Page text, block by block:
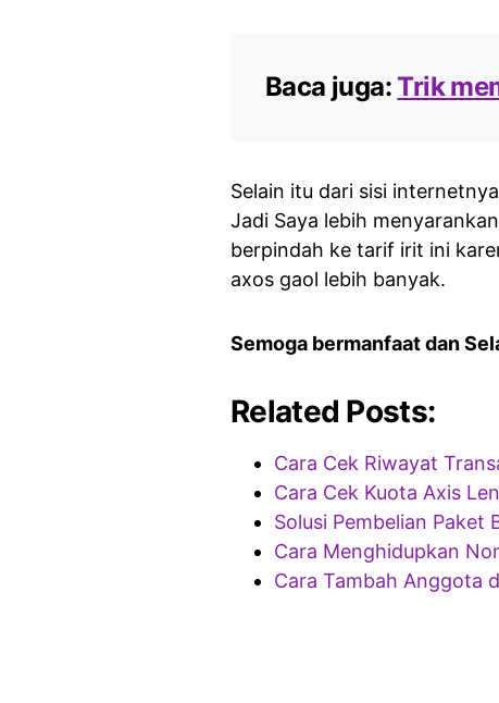
Baca juga:Trik
Selain itu dari sisi
Jadi Saya lebih
berpindah ke tarif irit ini
axos gaol lebih banyak.
Semoga bermanfaat dan
Related Posts:
Cara Cek Riwayat
Cara Cek Kuota Axis
Solusi Pembelian Paket
Cara Menghidupkan
Cara Tambah Anggota